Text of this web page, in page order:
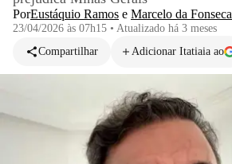
PorEustáquio Ramos e Marcelo da Fonseca
23/04/2026 às 07h15 • Atualizado há 3 meses
Compartilhar
Adicionar Itatiaia ao